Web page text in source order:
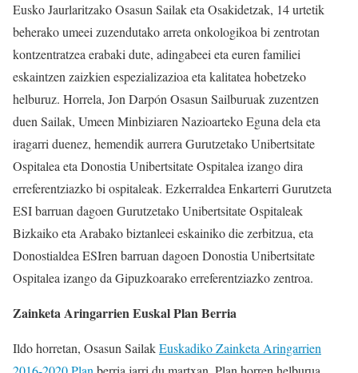
Eusko Jaurlaritzako Osasun Sailak eta Osakidetzak, 14 urtetik
beherako umeei zuzendutako arreta onkologikoa bi zentrotan
kontzentratzea erabaki dute, adingabeei eta euren familiei
eskaintzen zaizkien espezializazioa eta kalitatea hobetzeko
helburuz. Horrela, Jon Darpón Osasun Sailburuak zuzentzen
duen Sailak, Umeen Minbiziaren Nazioarteko Eguna dela eta
iragarri duenez, hemendik aurrera Gurutzetako Unibertsitate
Ospitalea eta Donostia Unibertsitate Ospitalea izango dira
erreferentziazko bi ospitaleak. Ezkerraldea Enkarterri Gurutzeta
ESI barruan dagoen Gurutzetako Unibertsitate Ospitaleak
Bizkaiko eta Arabako biztanleei eskainiko die zerbitzua, eta
Donostialdea ESIren barruan dagoen Donostia Unibertsitate
Ospitalea izango da Gipuzkoarako erreferentziazko zentroa.
Zainketa Aringarrien Euskal Plan Berria
Ildo horretan, Osasun SailakEuskadiko Zainketa Aringarrien